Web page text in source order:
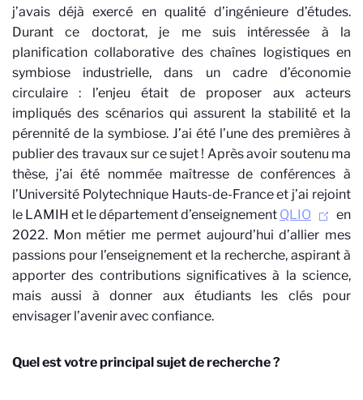
j’avais déjà exercé en qualité d’ingénieure d’études.
Durant ce doctorat, je me suis intéressée à la
planification collaborative des chaînes logistiques en
symbiose industrielle, dans un cadre d’économie
circulaire : l’enjeu était de proposer aux acteurs
impliqués des scénarios qui assurent la stabilité et la
pérennité de la symbiose. J’ai été l’une des premières à
publier des travaux sur ce sujet ! Après avoir soutenu ma
thèse, j’ai été nommée maîtresse de conférences à
l’Université Polytechnique Hauts-de-France et j’ai rejoint
le LAMIH et le département d’enseignement QLIO
en
2022. Mon métier me permet aujourd’hui d’allier mes
passions pour l’enseignement et la recherche, aspirant à
apporter des contributions significatives à la science,
mais aussi à donner aux étudiants les clés pour
envisager l’avenir avec confiance.
Quel est votre principal sujet de recherche ?